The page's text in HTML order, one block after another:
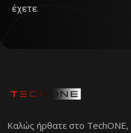
έχετε.
Καλώς ήρθατε στο TechOΝΕ,